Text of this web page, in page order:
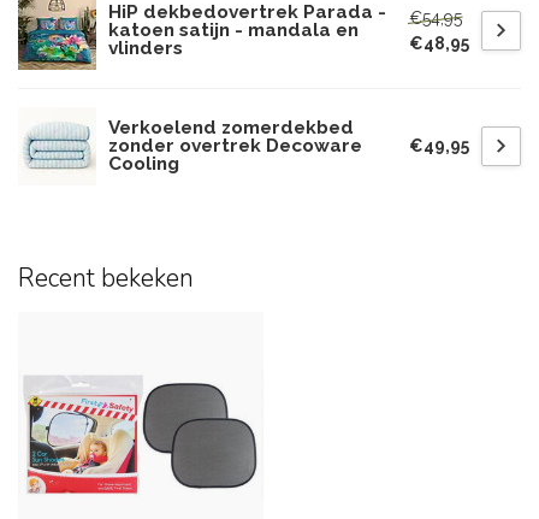
HiP dekbedovertrek Parada -
katoen satijn - mandala en
vlinders
€54,95
€48,95
Verkoelend zomerdekbed
zonder overtrek Decoware
Cooling
€49,95
Recent bekeken